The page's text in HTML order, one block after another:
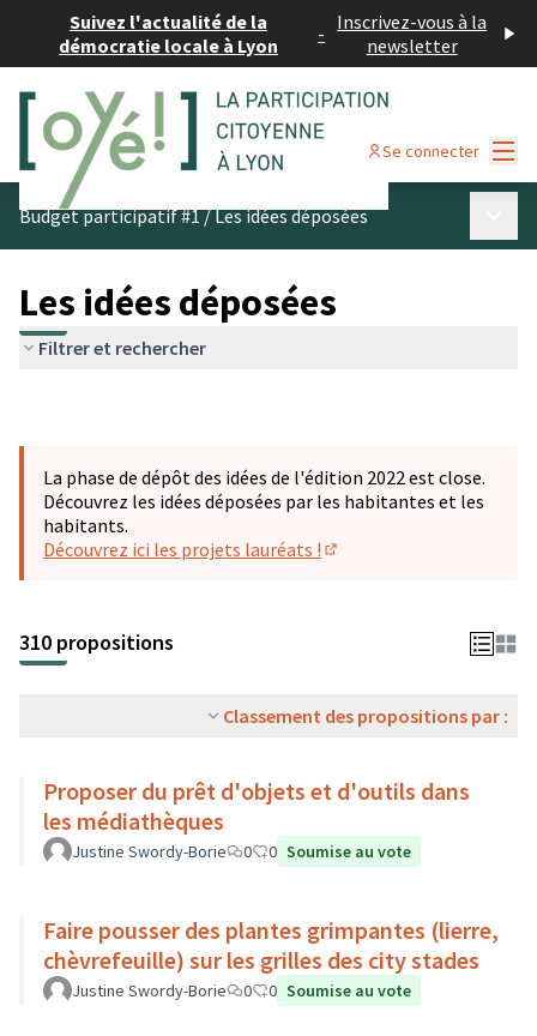
Suivez l'actualité de la
démocratie locale à Lyon
- Inscrivez-vous à la
newsletter
Se connecter
Budget participatif #1/Les idées déposées
Les idées déposées
Filtrer et rechercher
La phase de dépôt des idées de l'édition 2022 est close.
Découvrez les idées déposées par les habitantes et les
habitants.
Découvrez ici les projets lauréats !
310 propositions
Classement des propositions par :
Proposer du prêt d'objets et d'outils dans
les médiathèques
Justine Swordy-Borie 0 0 Soumise au vote
Faire pousser des plantes grimpantes (lierre,
chèvrefeuille) sur les grilles des city stades
Justine Swordy-Borie 0 0 Soumise au vote